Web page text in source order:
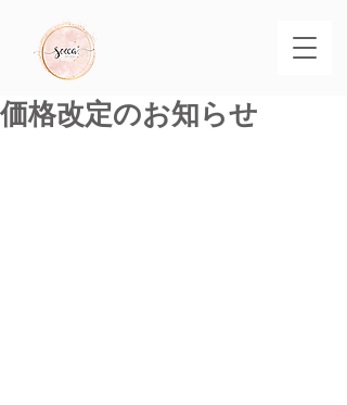
価格改定のお知らせ